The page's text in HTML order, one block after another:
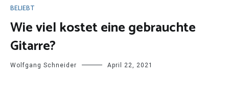
BELIEBT
Wie viel kostet eine gebrauchte
Gitarre?
Wolfgang Schneider April 22, 2021